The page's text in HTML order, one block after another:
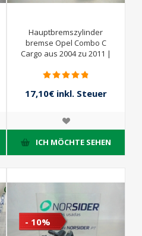
Hauptbremszylinder
bremse Opel Combo C
Cargo aus 2004 zu 2011 |
17,10€ inkl. Steuer
ICH MÖCHTE SEHEN
- 10%